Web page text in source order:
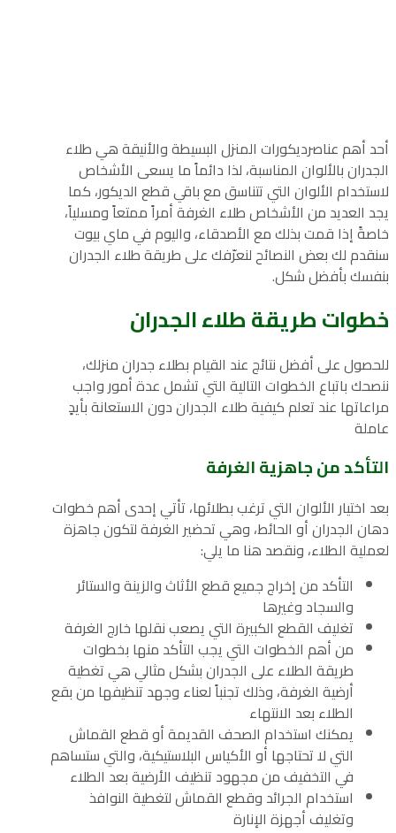
أحد أهم عناصرديكورات المنزل البسيطة والأنيقة هي طلاء
الجدران بالألوان المناسبة، لذا دائماً ما يسعى الأشخاص
لاستخدام الألوان التي تتناسق مع باقي قطع الديكور، كما
يجد العديد من الأشخاص طلاء الغرفة أمراً ممتعاً ومسلياً،
خاصةً إذا قمت بذلك مع الأصدقاء، واليوم في ماي بيوت
سنقدم لك بعض النصائح لنعرّفك على طريقة طلاء الجدران
بنفسك بأفضل شكل.
خطواتطريقة طلاء الجدران
للحصول على أفضل نتائج عند القيام بطلاء جدران منزلك،
ننصحك باتباع الخطوات التالية التي تشمل عدة أمور واجب
مراعاتها عند تعلم كيفية طلاء الجدران دون الاستعانة بأيدٍ
عاملة
التأكد من جاهزية الغرفة
بعد اختيار الألوان التي ترغب بطلائها، تأتي إحدى أهم خطوات
دهان الجدران أو الحائط، وهي تحضير الغرفة لتكون جاهزة
لعملية الطلاء، ونقصد هنا ما يلي:
التأكد من إخراج جميع قطع الأثاث والزينة والستائر
والسجاد وغيرها
تغليف القطع الكبيرة التي يصعب نقلها خارج الغرفة
من أهم الخطوات التي يجب التأكد منها بخطوات
طريقة الطلاء على الجدران بشكل مثالي هي تغطية
أرضية الغرفة، وذلك تجنباً لعناء وجهد تنظيفها من بقع
الطلاء بعد الانتهاء
يمكنك استخدام الصحف القديمة أو قطع القماش
التي لا تحتاجها أو الأكياس البلاستيكية، والتي ستساهم
في التخفيف من مجهود تنظيف الأرضية بعد الطلاء
استخدام الجرائد وقطع القماش لتغطية النوافذ
وتغليف أجهزة الإنارة